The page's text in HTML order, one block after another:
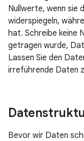
Nullwerte, wenn sie
widerspiegeln,
hat. Schreibe keine
getragen wurde,
Lassen Sie den
irreführende Daten
Bevor wir Daten